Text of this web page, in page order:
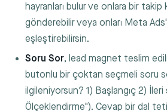
hayranları bulur ve onlara bir takip
gönderebilir veya onları Meta
eşleştirebilirsin.
Soru Sor, lead magnet teslim
butonlu bir çoktan seçmeli soru
ilgileniyorsun? 1) Başlangıç 2)
Ölçeklendirme"). Cevap bir dal